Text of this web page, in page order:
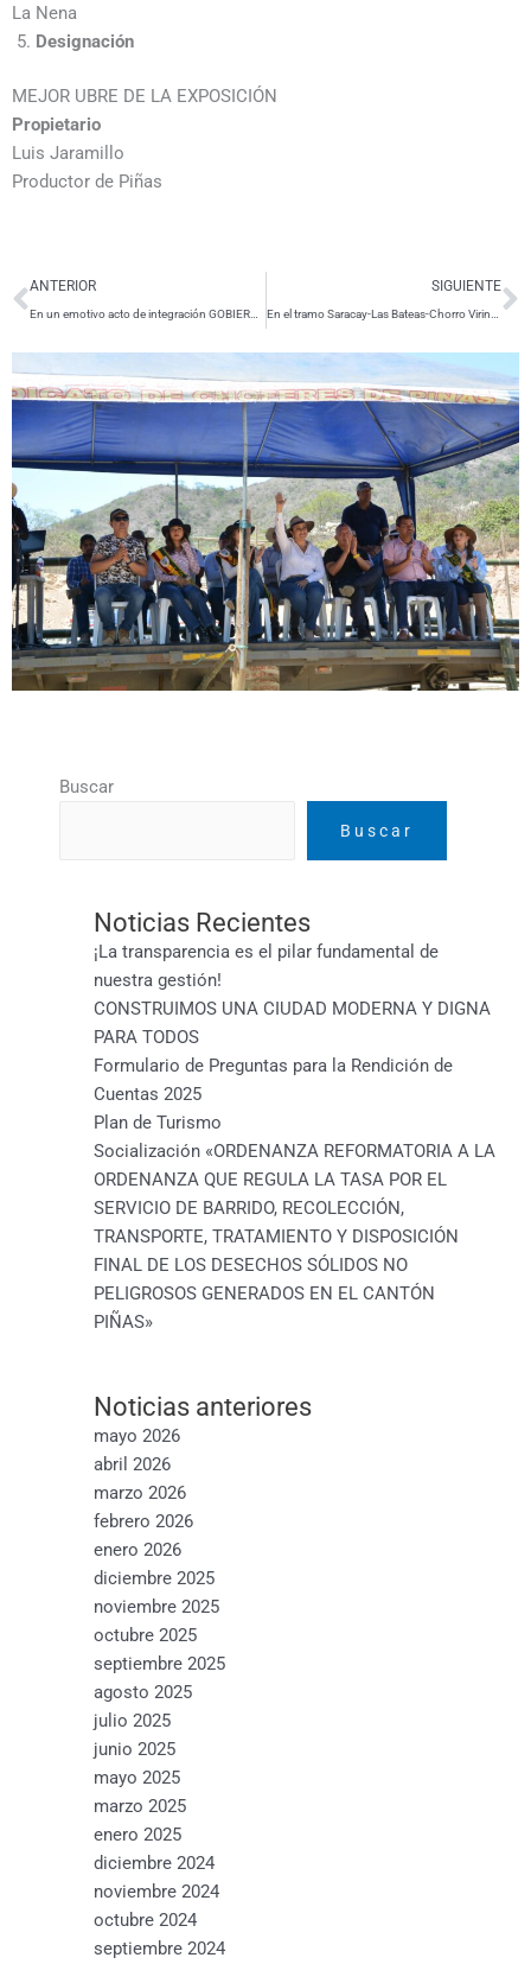
La Nena
Designación
MEJOR UBRE DE LA EXPOSICIÓN
Propietario
Luis Jaramillo
Productor de Piñas
ANTERIOR SIGUIENTE
Buscar
Buscar
Noticias Recientes
¡La transparencia es el pilar fundamental de
nuestra gestión!
CONSTRUIMOS UNA CIUDAD MODERNA Y DIGNA
PARA TODOS
Formulario de Preguntas para la Rendición de
Cuentas 2025
Plan de Turismo
Socialización «ORDENANZA REFORMATORIA A LA
ORDENANZA QUE REGULA LA TASA POR EL
SERVICIO DE BARRIDO, RECOLECCIÓN,
TRANSPORTE, TRATAMIENTO Y DISPOSICIÓN
FINAL DE LOS DESECHOS SÓLIDOS NO
PELIGROSOS GENERADOS EN EL CANTÓN
PIÑAS»
Noticias anteriores
mayo 2026
abril 2026
marzo 2026
febrero 2026
enero 2026
diciembre 2025
noviembre 2025
octubre 2025
septiembre 2025
agosto 2025
julio 2025
junio 2025
mayo 2025
marzo 2025
enero 2025
diciembre 2024
noviembre 2024
octubre 2024
septiembre 2024